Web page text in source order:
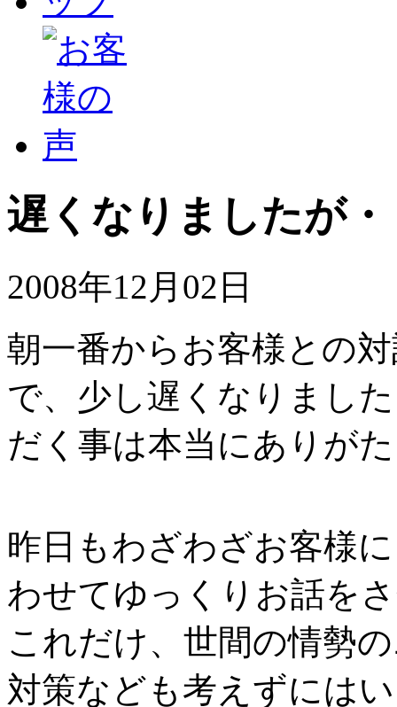
遅くなりましたが
2008年12月02日
朝一番からお客様との
で、少し遅くなりまし
だく事は本当にありが
昨日もわざわざお客様
わせてゆっくりお話を
これだけ、世間の情勢
対策なども考えずには